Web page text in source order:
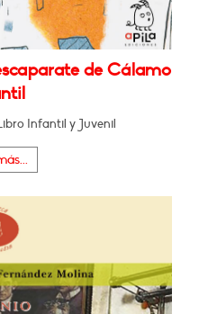
de Cálamo
Infantil y Juvenil